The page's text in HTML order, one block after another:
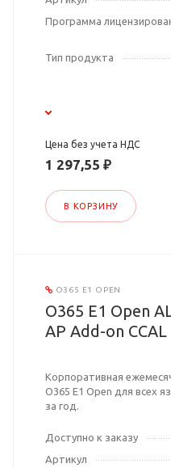
Программа
Тип продукта
Цена без учета НДС
1 297,55 ₽
В КОРЗИНУ
O365 E1 OPEN
O365 E1 Open
AP Add-on CCAL
Корпоративная
O365 E1 Open для всех
за год.
Доступно к заказу
Артикул